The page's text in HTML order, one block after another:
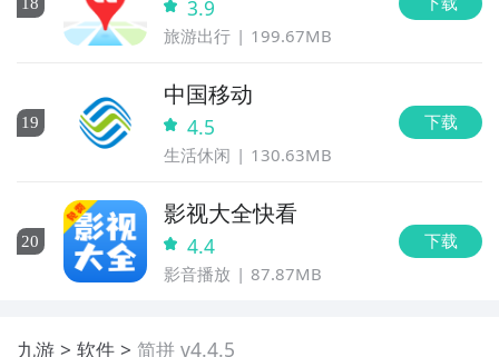
3.9
旅游出行 199.67MB
19
中国移动
4.5
生活休闲 130.63MB
下载
20
影视大全快看
4.4
影音播放 87.87MB
下载
九游 软件 简拼 v4.4.5